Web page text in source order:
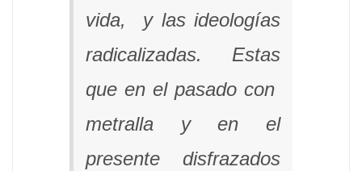
vida, y las ideologías
radicalizadas. Estas
que en el pasado con
metralla y en el
presente disfrazados